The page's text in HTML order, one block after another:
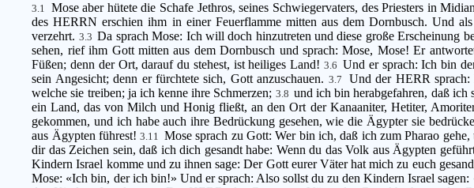
3.1 Mose aber hütete die Schafe Jethros, seines Schwiegervaters, des Priesters in
des HERRN erschien ihm in einer Feuerflamme mitten aus dem Dornbusch. Und
verzehrt. 3.3 Da sprach Mose: Ich will doch hinzutreten und diese große Erscheinung
sehen, rief ihm Gott mitten aus dem Dornbusch und sprach: Mose, Mose! Er
Füßen; denn der Ort, darauf du stehest, ist heiliges Land! 3.6 Und er sprach: Ich bin
sein Angesicht; denn er fürchtete sich, Gott anzuschauen. 3.7
Und der HERR sprach:
welche sie treiben; ja ich kenne ihre Schmerzen; 3.8 und ich bin herabgefahren, daß ich
ein Land, das von Milch und Honig fließt, an den Ort der Kanaaniter, Hetiter,
gekommen, und ich habe auch ihre Bedrückung gesehen, wie die Ägypter sie
aus Ägypten führest!3.11 Mose sprach zu Gott: Wer bin ich, daß ich zum Pharao
dir das Zeichen sein, daß ich dich gesandt habe: Wenn du das Volk aus Ägypten
Kindern Israel komme und zu ihnen sage: Der Gott eurer Väter hat mich zu euch
Mose: «Ich bin, der ich bin!» Und er sprach: Also sollst du zu den Kindern Israel